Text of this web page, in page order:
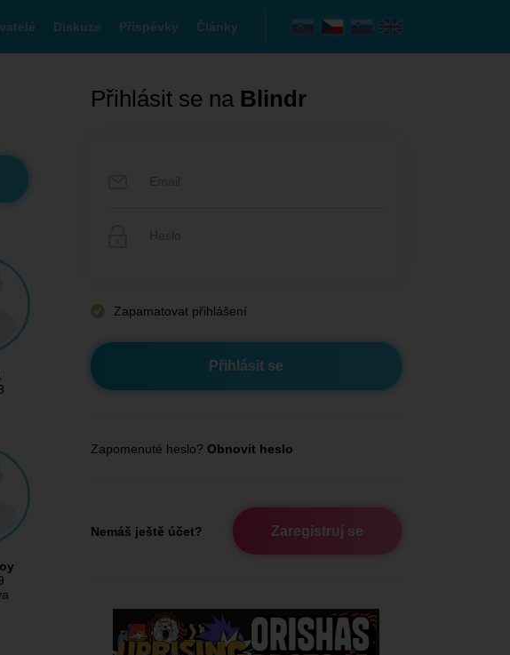
Diskuze Příspěvky Články
Přihlásit se na Blindr
Zapamatovat přihlášení
Zapomenuté heslo? Obnovit heslo
Nemáš ještě účet? Zaregistruj se